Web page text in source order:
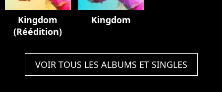
Kingdom
(Réédition)
Kingdom
VOIR TOUS LES ALBUMS ET SINGLES